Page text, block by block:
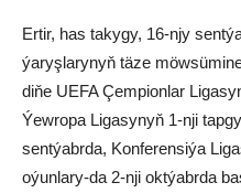
Ertir, has takygy, 16-njy
ýaryşlarynyň täze
diňe UEFA Çempionlar
Ýewropa Ligasynyň 1-nji
sentýabrda, Konferensiýa
oýunlary-da 2-nji oktýabrda